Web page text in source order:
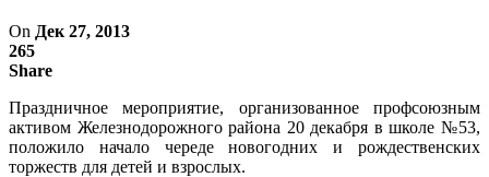
On Дек 27, 2013
265
Share
Праздничное мероприятие, организованное профсоюзным
активом Железнодорожного района 20 декабря в школе №53,
положило начало череде новогодних и рождественских
торжеств для детей и взрослых.